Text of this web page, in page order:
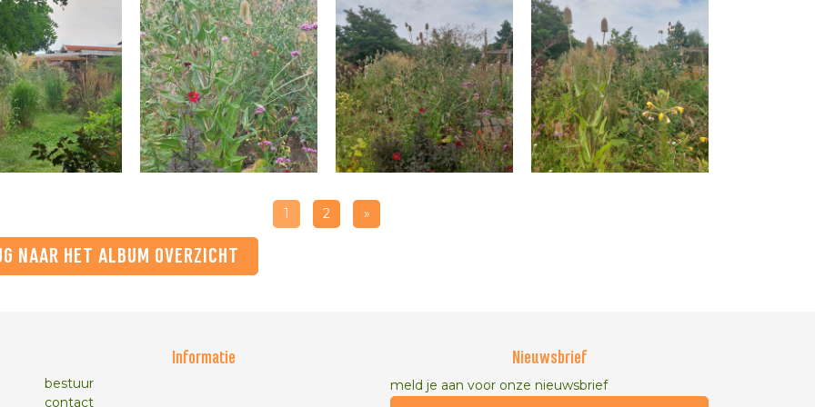
1 2 »
NAAR HET ALBUM OVERZICHT
Informatie
bestuur
contact
Nieuwsbrief
meld je aan voor onze nieuwsbrief